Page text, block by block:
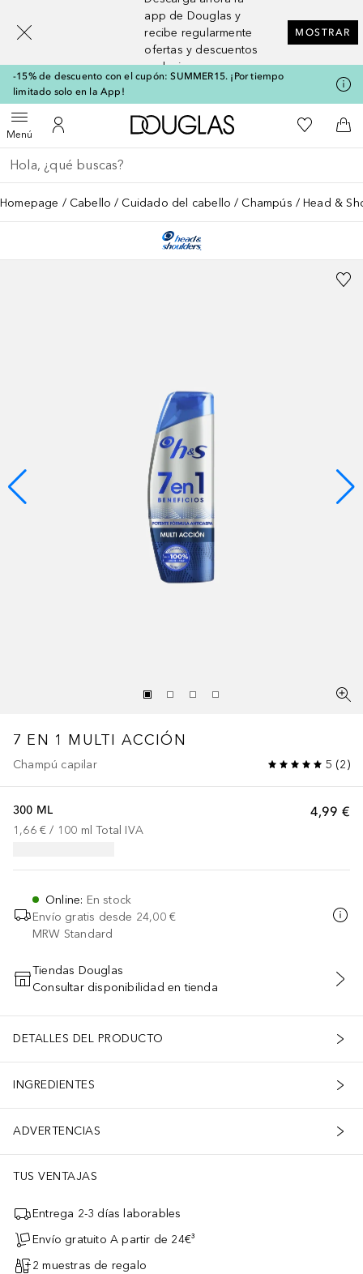
app de Douglas y
recibe regularmente
ofertas y descuentos
exclusivos
MOSTRAR
-15% de descuento con el cupón: SUMMER15. ¡Por tiempo
limitado solo en la App!
MenúAbrir menúMi cuenta
A Douglas HomeMi lista de
A
Regresar
Ejecutar búsqueda
Homepage Cabello Cuidado del cabello Champús Head &
7 EN 1 MULTI ACCIÓN
Champú capilar 5 (2)
4,99 €
300 ML
1,66 € / 100 ml Total IVA
Online: En stock
Envío gratis desde 24,00 €
MRW Standard
AÑADIR AL CARRITO
Tiendas Douglas
Consultar disponibilidad en tienda
DETALLES DEL PRODUCTO
INGREDIENTES
ADVERTENCIAS
TUS VENTAJAS
Entrega 2-3 días laborables
Envío gratuito A partir de 24€³
2 muestras de regalo
[navigation.slideout.screenreader]